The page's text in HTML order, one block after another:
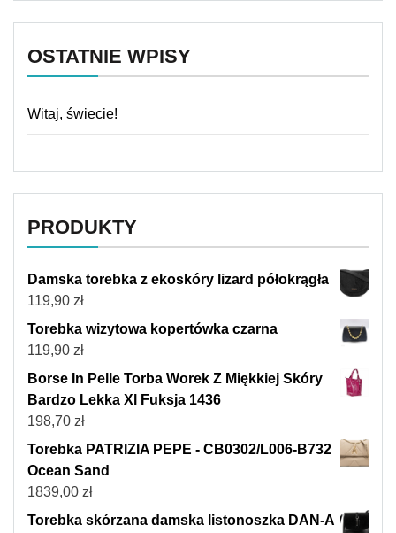
OSTATNIE WPISY
Witaj, świecie!
PRODUKTY
Damska torebka z ekoskóry lizard półokrągła
119,90 zł
Torebka wizytowa kopertówka czarna
119,90 zł
Borse In Pelle Torba Worek Z Miękkiej Skóry
Bardzo Lekka Xl Fuksja 1436
198,70 zł
Torebka PATRIZIA PEPE - CB0302/L006-B732
Ocean Sand
1839,00 zł
Torebka skórzana damska listonoszka DAN-A